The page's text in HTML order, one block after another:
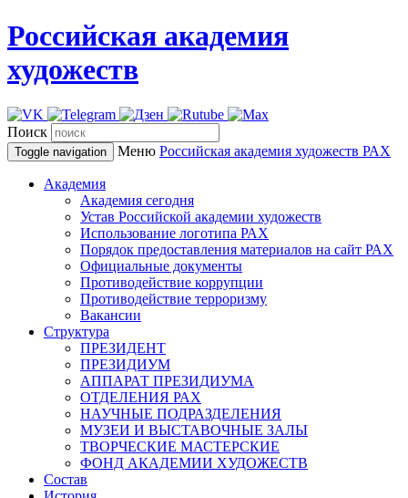
Российская академия
художеств
Поиск
Toggle navigation Меню Российская академия художеств РАХ
Академия
Академия сегодня
Устав Российской академии художеств
Использование логотипа РАХ
Порядок предоставления материалов на сайт РАХ
Официальные документы
Противодействие коррупции
Противодействие терроризму
Вакансии
Структура
ПРЕЗИДЕНТ
ПРЕЗИДИУМ
АППАРАТ ПРЕЗИДИУМА
ОТДЕЛЕНИЯ РАХ
НАУЧНЫЕ ПОДРАЗДЕЛЕНИЯ
МУЗЕИ И ВЫСТАВОЧНЫЕ ЗАЛЫ
ТВОРЧЕСКИЕ МАСТЕРСКИЕ
ФОНД АКАДЕМИИ ХУДОЖЕСТВ
Состав